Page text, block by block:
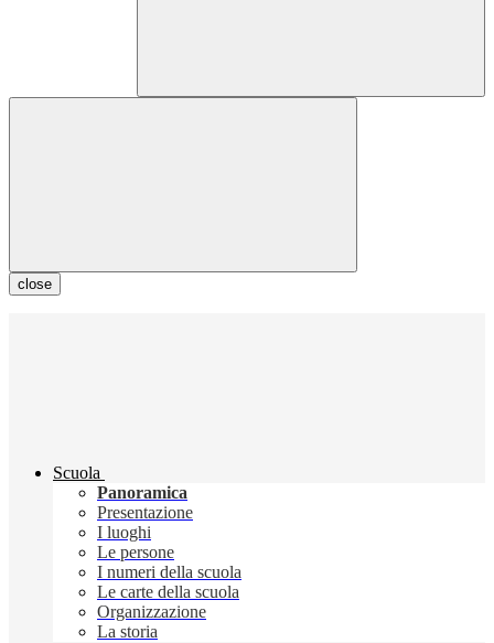
close
Scuola
Panoramica
Presentazione
I luoghi
Le persone
I numeri della scuola
Le carte della scuola
Organizzazione
La storia